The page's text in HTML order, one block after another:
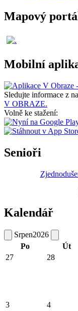
Mapový
Mobilní
Sledujte informace z
V OBRAZE.
Volně ke stažení:
Senioři
Kalendář
Srpen2026
Po
Út
27
28
3 4